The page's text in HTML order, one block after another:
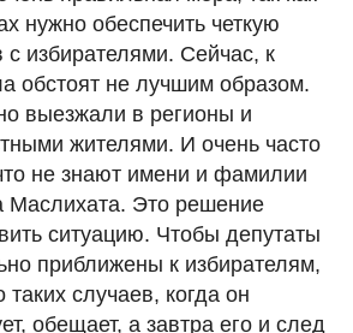
нужно обеспечить четкую
с избирателями. Сейчас, к
обстоят не лучшим образом.
выезжали в регионы и
жителями. И очень часто
не знают имени и фамилии
Маслихата. Это решение
ситуацию. Чтобы депутаты
приближены к избирателям,
случаев, когда он
обещает, а завтра его и след